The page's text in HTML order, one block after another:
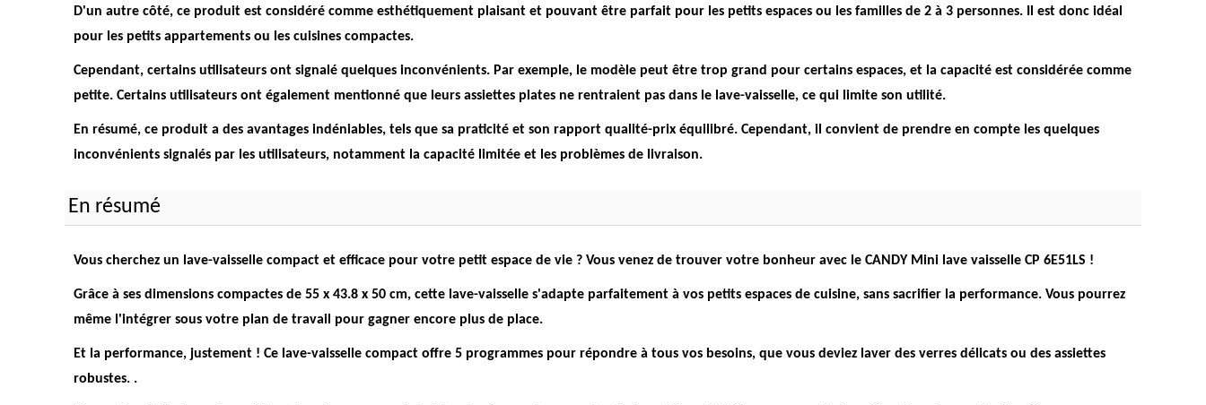
D'un autre côté, ce produit est considéré comme esthétiquement plaisant et pouvant être parfait pour les petits espaces ou les familles de 2 à 3 personnes. Il est donc idéal
pour les petits appartements ou les cuisines compactes.
Cependant, certains utilisateurs ont signalé quelques inconvénients. Par exemple, le modèle peut être trop grand pour certains espaces, et la capacité est considérée comme
petite. Certains utilisateurs ont également mentionné que leurs assiettes plates ne rentraient pas dans le lave-vaisselle, ce qui limite son utilité.
En résumé, ce produit a des avantages indéniables, tels que sa praticité et son rapport qualité-prix équilibré. Cependant, il convient de prendre en compte les quelques
inconvénients signalés par les utilisateurs, notamment la capacité limitée et les problèmes de livraison.
En résumé
Vous cherchez un lave-vaisselle compact et efficace pour votre petit espace de vie ? Vous venez de trouver votre bonheur avec le CANDY Mini lave vaisselle CP 6E51LS !
Grâce à ses dimensions compactes de 55 x 43.8 x 50 cm, cette lave-vaisselle s'adapte parfaitement à vos petits espaces de cuisine, sans sacrifier la performance. Vous pourrez
même l'intégrer sous votre plan de travail pour gagner encore plus de place.
Et la performance, justement ! Ce lave-vaisselle compact offre 5 programmes pour répondre à tous vos besoins, que vous deviez laver des verres délicats ou des assiettes
robustes. .